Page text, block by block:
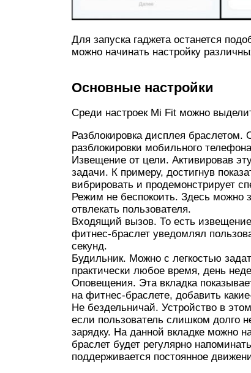
Для запуска гаджета останется
можно начинать настройку
Основные настройки
Среди настроек Mi Fit можно
Разблокировка дисплея
разблокировки мобильного
Извещение от цели. Активировав
задачи. К примеру, достигнув
вибрировать и продемонстрирует
Режим не беспокоить. Здесь можно
отвлекать пользователя.
Входящий вызов. То есть
фитнес-браслет уведомлял
секунд.
Будильник. Можно с легкостью
практически любое время, день
Оповещения. Эта вкладка
на фитнес-браслете, добавить
Не бездельничай. Устройство в
если пользователь слишком долго
зарядку. На данной вкладке можно
браслет будет регулярно
поддерживается постоянное